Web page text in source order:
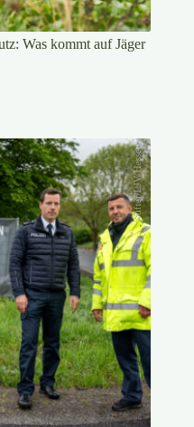
Was kommt auf Jäger
Stifter/LJV Hessen